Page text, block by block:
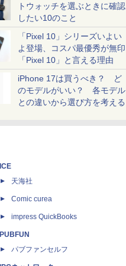
トウォッチを選ぶときに確認
したい10のこと
「Pixel 10」シリーズいよい
よ登場、コスパ最優秀が無印
「Pixel 10」と言える理由
iPhone 17は買うべき？ ど
のモデルがいい？ 各モデル
との違いから選び方を考える
ICE
天海社
Comic curea
impress QuickBooks
PUBFUN
パブファンセルフ